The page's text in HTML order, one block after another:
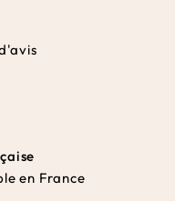
en France